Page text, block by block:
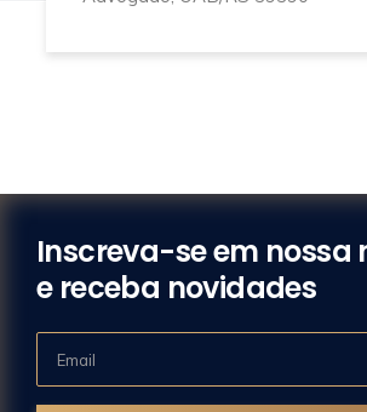
Inscreva-se em nossa
e receba novidades